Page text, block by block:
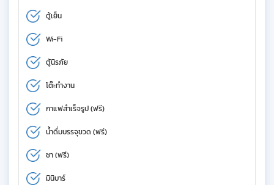
ตู้เย็น
Wi-Fi
ตู้นิรภัย
โต๊ะทำงาน
กาแฟสำเร็จรูป (ฟรี)
น้ำดื่มบรรจุขวด (ฟรี)
ชา (ฟรี)
มินิบาร์